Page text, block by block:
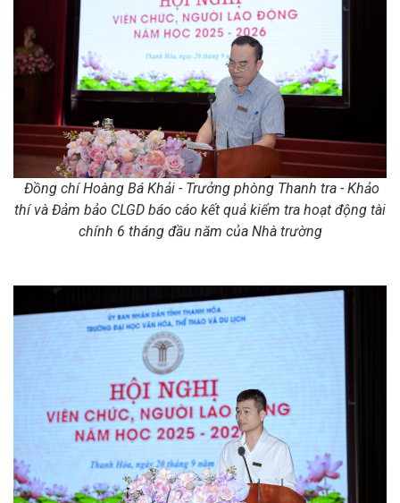
Đồng chí Hoàng Bá Khải - Trưởng phòng Thanh tra - Khảo
thí và Đảm bảo CLGD báo cáo kết quả kiểm tra hoạt động tài
chính 6 tháng đầu năm của Nhà trường